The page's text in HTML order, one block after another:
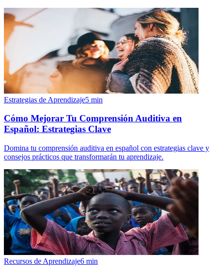
Estrategias de Aprendizaje5 min
Cómo Mejorar Tu Comprensión Auditiva en
Español: Estrategias Clave
Domina tu comprensión auditiva en español con estrategias clave y
consejos prácticos que transformarán tu aprendizaje.
Recursos de Aprendizaje6 min